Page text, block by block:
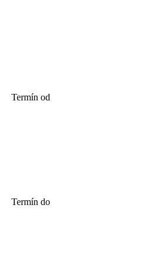
Termín od
Termín do